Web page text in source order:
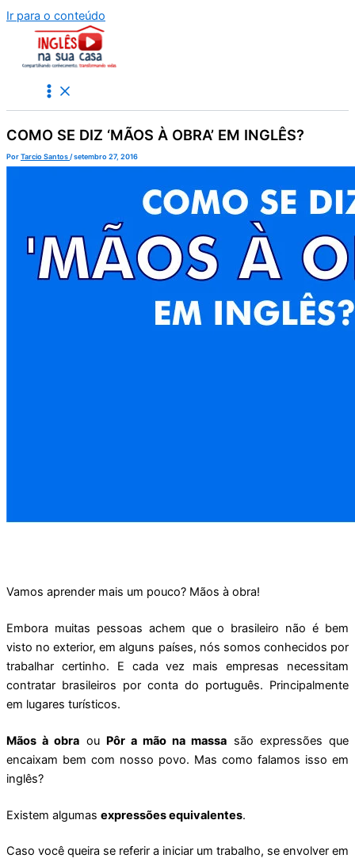
Ir para o conteúdo
COMO SE DIZ ‘MÃOS À OBRA’ EM INGLÊS?
PorTarcio Santos/setembro 27, 2016
Vamos aprender mais um pouco? Mãos à obra!
Embora muitas pessoas achem que o brasileiro não é bem
visto no exterior, em alguns países, nós somos conhecidos por
trabalhar certinho. E cada vez mais empresas necessitam
contratar brasileiros por conta do português. Principalmente
em lugares turísticos.
Mãos à obra ou Pôr a mão na massa são expressões que
encaixam bem com nosso povo. Mas como falamos isso em
inglês?
Existem algumas expressões equivalentes.
Caso você queira se referir a iniciar um trabalho, se envolver em